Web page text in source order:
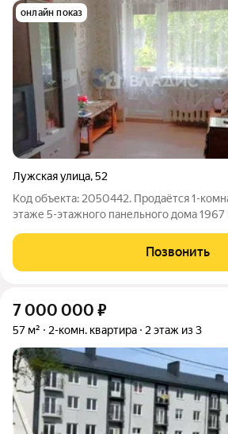
онлайн показ
Лужская улица,52
Код объекта: 2050442. Продаётся 1-
этаже 5-этажного панельного дома 1967
ул. Спасателей. Общая площадь - 32 кв.
кухня - 6 кв.м.,
Позвонить
7 000 000 ₽
57 м² 2-комн. квартира 2 этаж из 3